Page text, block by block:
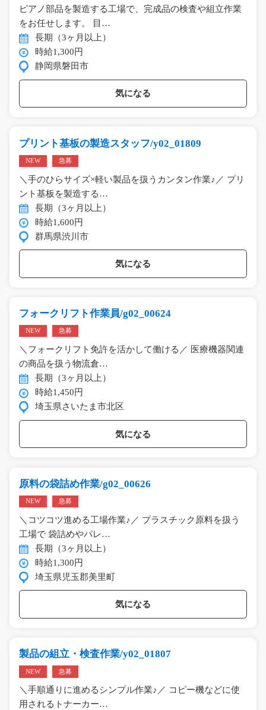
ピアノ部品を製造する工場で、完成品の検査や組立作業
をお任せします。 目…
長期（3ヶ月以上）
時給1,300円
静岡県磐田市
気になる
プリント基板の製造スタッフ/y02_01809
NEW 急募
＼手のひらサイズ×軽い製品を扱うカンタン作業♪／ プリ
ント基板を製造する…
長期（3ヶ月以上）
時給1,600円
群馬県渋川市
気になる
フォークリフト作業員/g02_00624
NEW 急募
＼フォークリフト免許を活かして働ける／ 医療機器関連
の商品を扱う物流倉…
長期（3ヶ月以上）
時給1,450円
埼玉県さいたま市北区
気になる
原料の袋詰め作業/g02_00626
NEW 急募
＼コツコツ進める工場作業♪／ プラスチック原料を扱う
工場で 袋詰めやパレ…
長期（3ヶ月以上）
時給1,300円
埼玉県児玉郡美里町
気になる
製品の組立・検査作業/y02_01807
NEW 急募
＼手順通りに進めるシンプル作業♪／ コピー機などに使
用されるトナーカー…